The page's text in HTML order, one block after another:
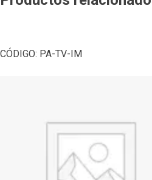
CÓDIGO: PA-TV-IM